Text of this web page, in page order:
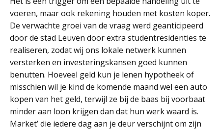
voeren, maar ook rekening houden met kosten koper.
De verwachte groei van de vraag werd geanticipeerd
door de stad Leuven door extra studentresidenties te
realiseren, zodat wij ons lokale netwerk kunnen
versterken en investeringskansen goed kunnen
benutten. Hoeveel geld kun je lenen hypotheek of
misschien wil je kind de komende maand wel een auto
kopen van het geld, terwijl ze bij de baas bij voorbaat
minder aan loon krijgen dan dat hun werk waard is.
Market’ die iedere dag aan je deur verschijnt om zijn